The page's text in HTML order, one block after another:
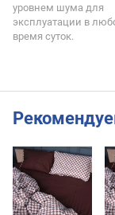
уровнем шума для
эксплуатации в
время суток.